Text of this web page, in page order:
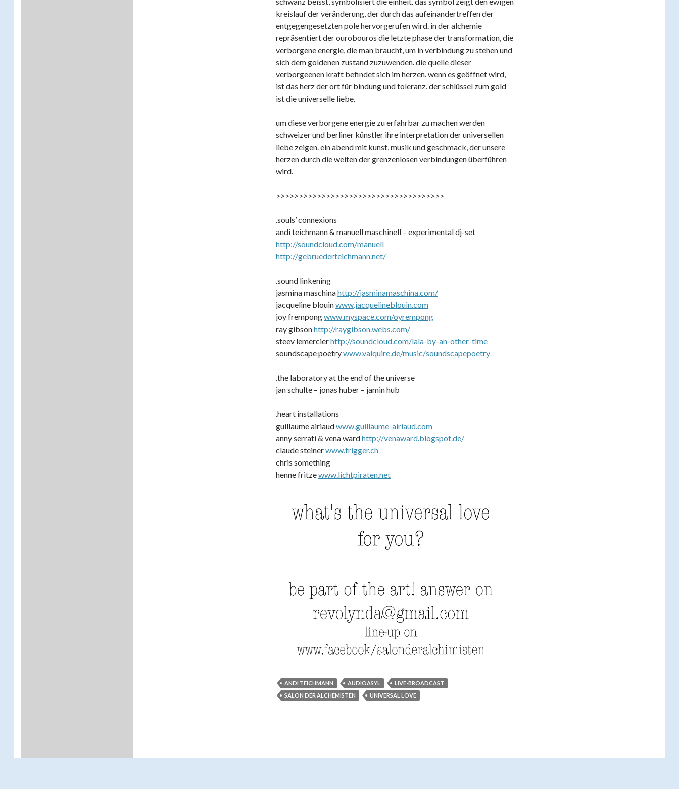
kreislauf der veränderung, der durch das aufeinandertreffen der
entgegengesetzten pole hervorgerufen wird. in der alchemie
repräsentiert der ourobouros die letzte phase der transformation, die
verborgene energie, die man braucht, um in verbindung zu stehen und
sich dem goldenen zustand zuzuwenden. die quelle dieser
verborgeenen kraft befindet sich im herzen. wenn es geöffnet wird,
ist das herz der ort für bindung und toleranz. der schlüssel zum gold
ist die universelle liebe.
um diese verborgene energie zu erfahrbar zu machen werden
schweizer und berliner künstler ihre interpretation der universellen
liebe zeigen. ein abend mit kunst, musik und geschmack, der unsere
herzen durch die weiten der grenzenlosen verbindungen überführen
wird.
>>>>>>>>>>>>>>>>>>>>>>>>>>>>>>>>>>>>>
.souls’ connexions
andi teichmann & manuell maschinell – experimental dj-set
http://soundcloud.com/manuell
http://gebruederteichmann.net/
.sound linkening
jasmina maschinahttp://jasminamaschina.com/
jacqueline blouinwww.jacquelineblouin.com
joy frempongwww.myspace.com/oyrempong
ray gibsonhttp://raygibson.webs.com/
steev lemercierhttp://soundcloud.com/lala-by-an-other-time
soundscape poetrywww.valquire.de/music/soundscapepoetry
.the laboratory at the end of the universe
jan schulte – jonas huber – jamin hub
.heart installations
guillaume airiaudwww.guillaume-airiaud.com
anny serrati & vena wardhttp://venaward.blogspot.de/
claude steinerwww.trigger.ch
chris something
henne fritzewww.lichtpiraten.net
ANDI TEICHMANN AUDIOASYL
LIVE-BROADCAST
SALON DER ALCHEMISTEN
UNIVERSAL LOVE